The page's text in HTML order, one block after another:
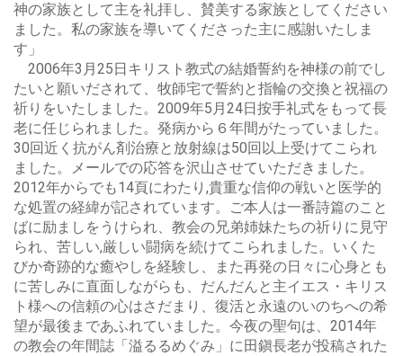
神の家族として主を礼拝し、賛美する家族としてください
ました。私の家族を導いてくださった主に感謝いたしま
す」
2006年3月25日キリスト教式の結婚誓約を神様の前でし
たいと願いだされて、牧師宅で誓約と指輪の交換と祝福の
祈りをいたしました。2009年5月24日按手礼式をもって長
老に任じられました。発病から６年間がたっていました。
30回近く抗がん剤治療と放射線は50回以上受けてこられ
ました。メールでの応答を沢山させていただきました。
2012年からでも14頁にわたり,貴重な信仰の戦いと医学的
な処置の経緯が記されています。ご本人は一番詩篇のこと
ばに励ましをうけられ、教会の兄弟姉妹たちの祈りに見守
られ、苦しい,厳しい闘病を続けてこられました。いくた
びか奇跡的な癒やしを経験し、また再発の日々に心身とも
に苦しみに直面しながらも、だんだんと主イエス・キリス
ト様への信頼の心はさだまり、復活と永遠のいのちへの希
望が最後まであふれていました。今夜の聖句は、2014年
の教会の年間誌「溢るるめぐみ」に田鎭長老が投稿された